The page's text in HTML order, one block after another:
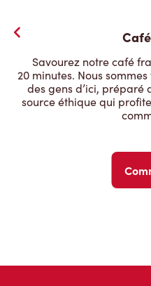
Savourez notre café
20 minutes. Nous
des gens d’ici,
source éthique qui